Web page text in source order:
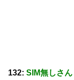
132: SIM無しさん